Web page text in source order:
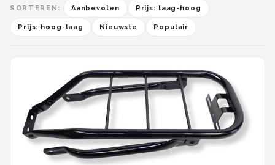
SORTEREN: Aanbevolen Prijs: laag-hoog
Prijs: hoog-laag Nieuwste Populair